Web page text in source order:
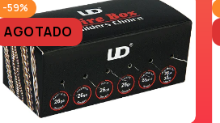
-59%
AGOTADO